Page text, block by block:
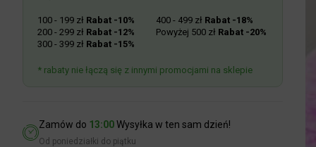
100 - 199 zł Rabat -10%
200 - 299 zł Rabat -12%
300 - 399 zł Rabat -15%
400 - 499 zł Rabat -18%
Powyżej 500 zł Rabat -20%
* rabaty nie łączą się z innymi promocjami na sklepie
Zamów do 13:00Wysyłka w ten sam dzień!
Od poniedziałki do piątku